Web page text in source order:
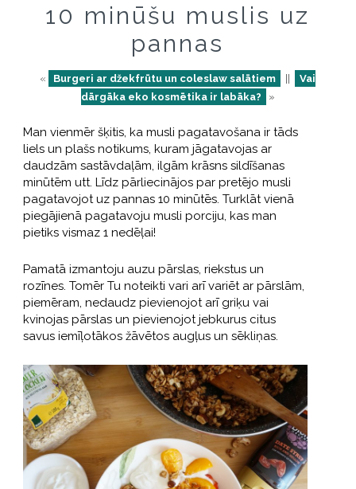
10 minūšu muslis uz
pannas
« Burgeri ar džekfrūtu un coleslaw salātiem
Vai
dārgāka eko kosmētika ir labāka?
»
Man vienmēr šķitis, ka musli pagatavošana ir tāds
liels un plašs notikums, kuram jāgatavojas ar
daudzām sastāvdaļām, ilgām krāsns sildīšanas
minūtēm utt. Līdz pārliecinājos par pretējo musli
pagatavojot uz pannas 10 minūtēs. Turklāt vienā
piegājienā pagatavoju musli porciju, kas man
pietiks vismaz 1 nedēļai!
Pamatā izmantoju auzu pārslas, riekstus un
rozīnes. Tomēr Tu noteikti vari arī variēt ar pārslām,
piemēram, nedaudz pievienojot arī griķu vai
kvinojas pārslas un pievienojot jebkurus citus
savus iemīļotākos žāvētos augļus un sēkliņas.